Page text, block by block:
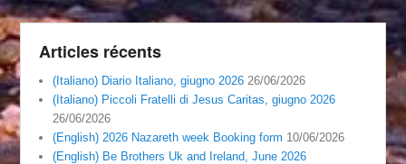
Articles récents
(Italiano) Diario Italiano, giugno 2026 26/06/2026
(Italiano) Piccoli Fratelli di Jesus Caritas, giugno 2026
26/06/2026
(English) 2026 Nazareth week Booking form 10/06/2026
(English) Be Brothers Uk and Ireland, June 2026